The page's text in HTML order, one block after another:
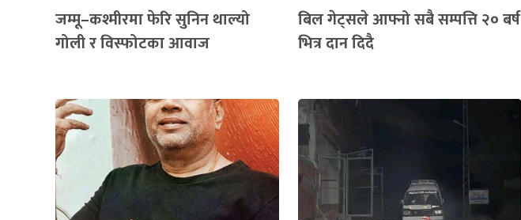
जम्मू–कश्मीरमा फेरि सुनिन थाल्यो
गोली र विस्फोटका आवाज
बिल गेट्सले आफ्नो सबै सम्पत्ति २० बर्ष
भित्र दान दिदै